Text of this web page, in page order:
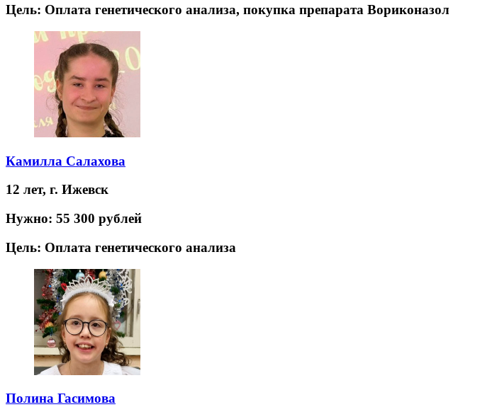
Цель: Оплата генетического анализа, покупка препарата Вориконазол
Камилла Салахова
12 лет, г. Ижевск
Нужно: 55 300 рублей
Цель: Оплата генетического анализа
Полина Гасимова